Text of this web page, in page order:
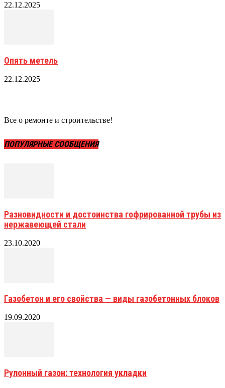
22.12.2025
Опять метель
22.12.2025
Все о ремонте и строительстве!
ПОПУЛЯРНЫЕ СООБЩЕНИЯ
Разновидности и достоинства гофрированной трубы из
нержавеющей стали
23.10.2020
Газобетон и его свойства — виды газобетонных блоков
19.09.2020
Рулонный газон: технология укладки